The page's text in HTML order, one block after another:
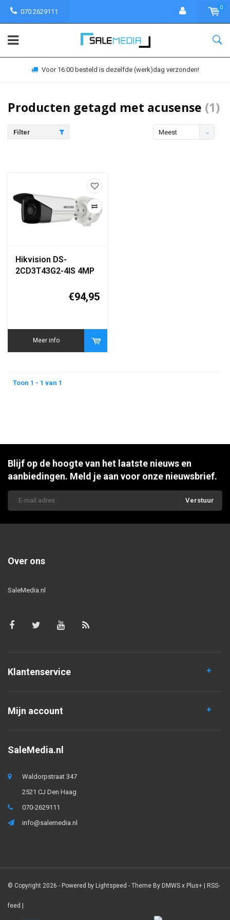
070 2629111
0
Voor 16:00 besteld is dezelfde (werk)dag verzonden!
Producten getagd met acusense (1)
Filter
Meest
Hikvision DS-
2CD3T43G2-4IS 4MP
€94,95
Meer info
Toon 1 - 1 van 1
Blijf op de hoogte van het laatste nieuws en
aanbiedingen. Meld je aan voor onze nieuwsbrief.
Verstuur
Over ons
SaleMedia.nl
Klantenservice
Mijn account
SaleMedia.nl
Waldorpstraat 347
2521 CJ Den Haag
070-2629111
info@salemedia.nl
© Copyright 2026 - Powered by Lightspeed - Theme By DMWS x Plus+ | RSS-
feed |